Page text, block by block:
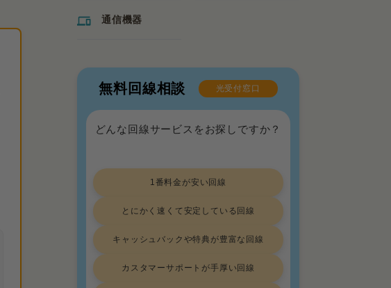
通信機器
無料回線相談 光受付窓口
どんな回線サービスをお探しですか？
1番料金が安い回線
とにかく速くて安定している回線
キャッシュバックや特典が豊富な回線
カスタマーサポートが手厚い回線